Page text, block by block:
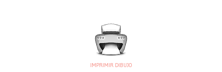
IMPRIMIR DIBUJO